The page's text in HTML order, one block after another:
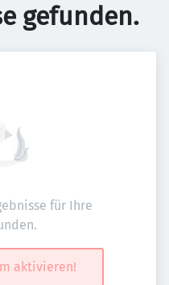
gefunden.
für Ihre
aktivieren!